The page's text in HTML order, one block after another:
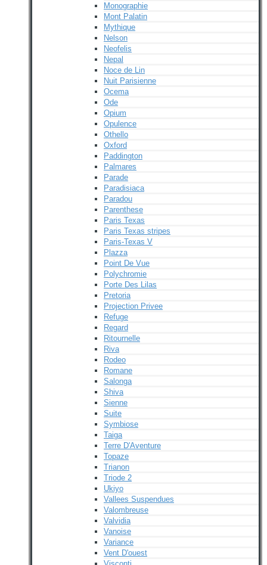
Monographie
Mont Palatin
Mythique
Nelson
Neofelis
Nepal
Noce de Lin
Nuit Parisienne
Ocema
Ode
Opium
Opulence
Othello
Oxford
Paddington
Palmares
Parade
Paradisiaca
Paradou
Parenthese
Paris Texas
Paris Texas stripes
Paris-Texas V
Plazza
Point De Vue
Polychromie
Porte Des Lilas
Pretoria
Projection Privee
Refuge
Regard
Ritournelle
Riva
Rodeo
Romane
Salonga
Shiva
Sienne
Suite
Symbiose
Taiga
Terre D'Aventure
Topaze
Trianon
Triode 2
Ukiyo
Vallees Suspendues
Valombreuse
Valvidia
Vanoise
Variance
Vent D'ouest